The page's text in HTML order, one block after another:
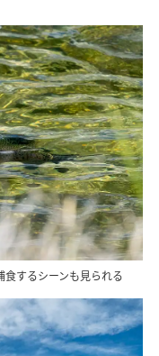
するシーンも見られる